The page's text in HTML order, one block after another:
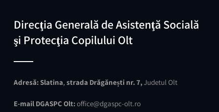
Direcţia Generală de Asistenţă Socială
şi Protecţia Copilului Olt
Adresă:Slatina,strada Drăgănești nr. 7,Judetul Olt
E-mail DGASPC Olt:office@dgaspc-olt.ro